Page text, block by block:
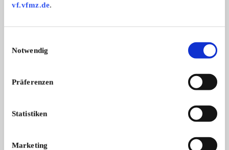
vf.vfmz.de.
Notwendig
Präferenzen
Statistiken
Marketing
...